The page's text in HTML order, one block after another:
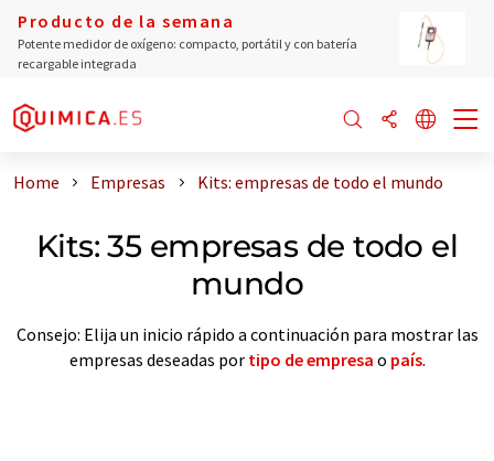
Producto de la semana
Potente medidor de oxígeno: compacto, portátil y con batería
recargable integrada
Home Empresas Kits: empresas de todo el mundo
Kits: 35 empresas de todo el
mundo
Consejo: Elija un inicio rápido a continuación para mostrar las
empresas deseadas por tipo de empresa o país.